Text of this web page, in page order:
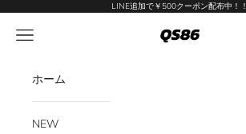
LINE追加で￥500クーポン配布中！！
QS86
メニューを開く
ホーム
NEW